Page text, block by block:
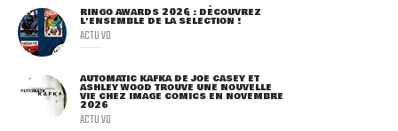
RINGO AWARDS 2026 : DÉCOUVREZ
L'ENSEMBLE DE LA SÉLECTION !
ACTU VO
AUTOMATIC KAFKA DE JOE CASEY ET
ASHLEY WOOD TROUVE UNE NOUVELLE
VIE CHEZ IMAGE COMICS EN NOVEMBRE
2026
ACTU VO